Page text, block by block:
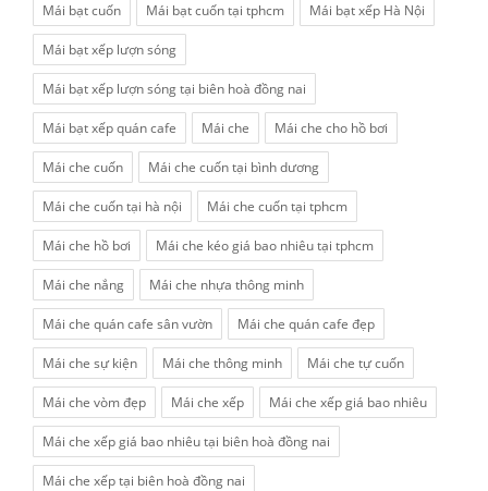
Mái bạt cuốn Mái bạt cuốn tại tphcm Mái bạt xếp Hà Nội
Mái bạt xếp lượn sóng
Mái bạt xếp lượn sóng tại biên hoà đồng nai
Mái bạt xếp quán cafe Mái che Mái che cho hồ bơi
Mái che cuốn Mái che cuốn tại bình dương
Mái che cuốn tại hà nội Mái che cuốn tại tphcm
Mái che hồ bơi Mái che kéo giá bao nhiêu tại tphcm
Mái che nắng Mái che nhựa thông minh
Mái che quán cafe sân vườn Mái che quán cafe đẹp
Mái che sự kiện Mái che thông minh Mái che tự cuốn
Mái che vòm đẹp Mái che xếp Mái che xếp giá bao nhiêu
Mái che xếp giá bao nhiêu tại biên hoà đồng nai
Mái che xếp tại biên hoà đồng nai